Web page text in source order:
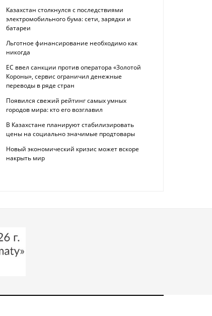
Казахстан столкнулся с последствиями
электромобильного бума: сети, зарядки и
батареи
Льготное финансирование необходимо как
никогда
ЕС ввел санкции против оператора «Золотой
Короны», сервис ограничил денежные
переводы в ряде стран
Появился свежий рейтинг самых умных
городов мира: кто его возглавил
В Казахстане планируют стабилизировать
цены на социально значимые продтовары
Новый экономический кризис может вскоре
накрыть мир